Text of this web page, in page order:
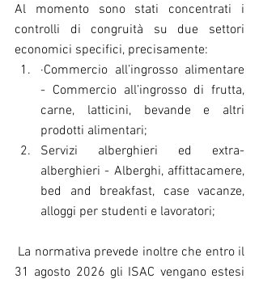
Al momento sono stati concentrati i
controlli di congruità su
due settori
economici specifici, precisamente:
·Commercio all’ingrosso alimentare
- Commercio all’ingrosso di frutta,
carne, latticini, bevande e altri
prodotti alimentari;
Servizi alberghieri ed extra-
alberghieri - Alberghi, affittacamere,
bed and breakfast, case vacanze,
alloggi per studenti e lavoratori;
La normativa prevede inoltre che entro il
31 agosto 2026 gli ISAC vengano estesi